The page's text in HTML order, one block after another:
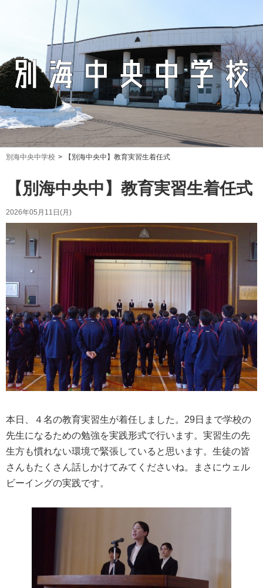
別海中央中学校 【別海中央中】教育実習生着任式
【別海中央中】教育実習生着任式
2026年05月11日(月)
本日、４名の教育実習生が着任しました。29日まで学校の
先生になるための勉強を実践形式で行います。実習生の先
生方も慣れない環境で緊張していると思います。生徒の皆
さんもたくさん話しかけてみてくださいね。まさにウェル
ビーイングの実践です。